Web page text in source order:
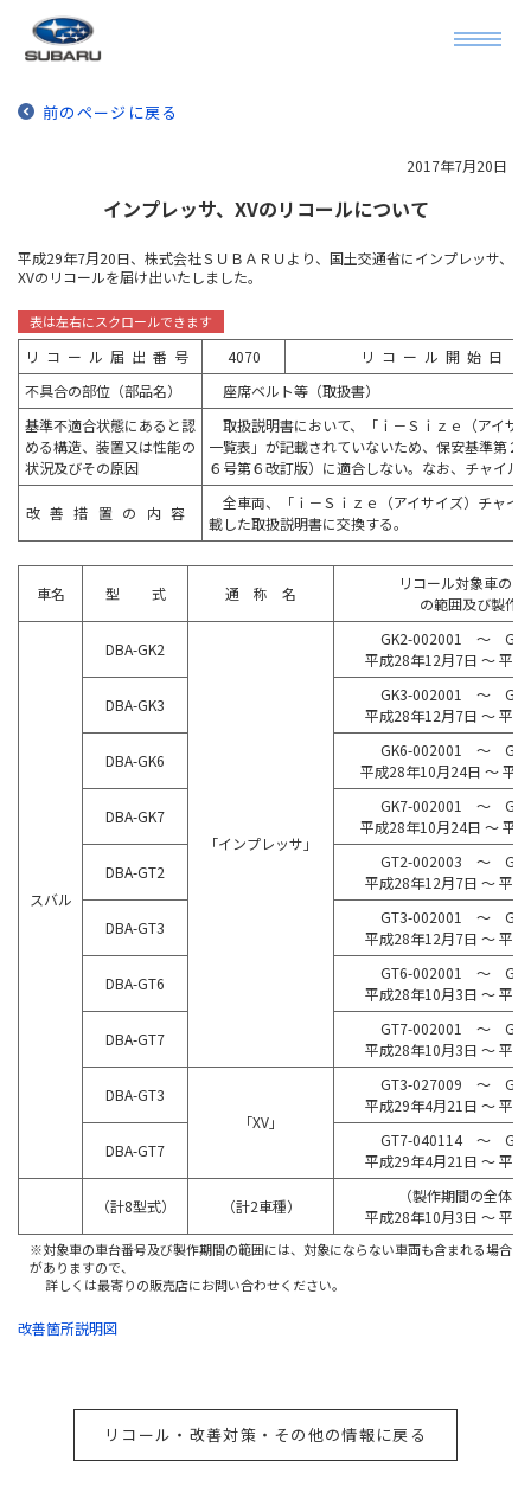
前のページに戻る
2017年7月20日
インプレッサ、XVのリコールについて
平成29年7月20日、株式会社ＳＵＢＡＲＵより、国土交通省にインプレッサ、
XVのリコールを届け出いたしました。
リコール届出番号 4070
リコール開始日
不具合の部位（部品名）
座席ベルト等（取扱書）
基準不適合状態にあると認
める構造、装置又は性能の
状況及びその原因
取扱説明書において、「ｉ－Ｓｉｚｅ（アイサ
一覧表」が記載されていないため、保安基準第
６号第６改訂版）に適合しない。なお、チャイ
改善措置の内容
全車両、「ｉ－Ｓｉｚｅ（アイサイズ）チャイ
載した取扱説明書に交換する。
車名 型 式 通 称 名
リコール対象車の
の範囲及び製作
スバル
DBA-GK2
「インプレッサ」
GK2-002001 ～
平成28年12月7日 ～ 平
DBA-GK3
GK3-002001 ～
平成28年12月7日 ～ 平
DBA-GK6
GK6-002001 ～
平成28年10月24日 ～ 平
DBA-GK7
GK7-002001 ～
平成28年10月24日 ～ 平
DBA-GT2
GT2-002003 ～
平成28年12月7日 ～ 平
DBA-GT3
GT3-002001 ～
平成28年12月7日 ～ 平
DBA-GT6
GT6-002001 ～
平成28年10月3日 ～ 平
DBA-GT7
GT7-002001 ～
平成28年10月3日 ～ 平
DBA-GT3
「XV」
GT3-027009 ～
平成29年4月21日 ～ 平
DBA-GT7
GT7-040114 ～
平成29年4月21日 ～ 平
（計8型式） （計2車種）
（製作期間の全体
平成28年10月3日 ～ 平
※対象車の車台番号及び製作期間の範囲には、対象にならない車両も含まれる場合
がありますので、
詳しくは最寄りの販売店にお問い合わせください。
改善箇所説明図
リコール・改善対策・その他の情報に戻る